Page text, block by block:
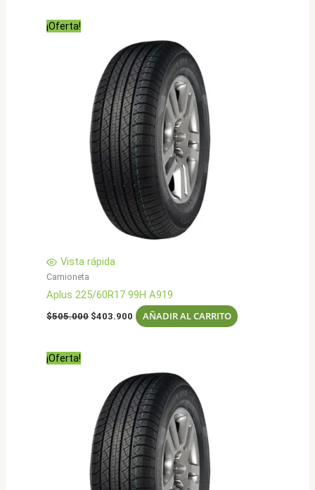
¡Oferta!
Vista rápida
Camioneta
Aplus 225/60R17 99H A919
$505.000 El
$403.900 El
precio
AÑADIR AL CARRITO
¡Oferta!